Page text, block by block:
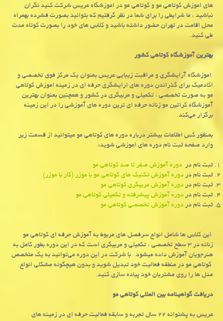
های اموزش کوتاهی مو و کوتاهی مو در اموزشگاه عریس شرکت کنید نگران
نباشید ، ما شرایطی را برای شما در نظر گرفتیم که بتوانید بصورت فشرده بهمراه
محل اقامت در تهران حضور داشته باشید و کلاس های خود را بصورت کوتاه مدت
طی کنید.
بهترین آموزشگاه کوتاهی کشور
اموزشگاه آرایشگری و مراقبت زیبایی عریس بعنوان یک مرکز فوق تخصصی و
اکادمیک برای گذراندن دوره های ارایشگری حرفه ای در زمینه اموزش کوتاهی
مو به صورت تخصصی ، تکمیلی و مربیگری در کشور و همچنین بعنوان بهترین
آموزشگاه کراتین مو زنانه حرفه ای ترین دوره های آموزشی را در این زمینه
برگزار می‌کند.
بمنظور کس اطلاعات بیشتر درباره دوره های کوتاهی مو میتوانید از قسمت زیر
وارد صفحه ثبت نام دوره های اموزشی شوید:
ثبت نام در دوره آموزش صفر تا صد کوتاهی مو
ثبت نام دردوره آموزش تکنیک های کوتاهی مو با موزر (کار با موزر)
ثبت نام دردوره آموزش مربیگری کوتاهی مو
ثبت نام دردوره آموزش پیشرفته و تکمیلی کوتاهی مو
ثبت نام دردوره آموزش تخصصی کوتاهی مو
این کلاس ها شامل انواع سرفصل های مربوط به آموزش حرفه ای کوتاهی مو
زنانه در ۳ سطح تخصصی ، تکمیلی و مربیگری است که در این دوره بطور کامل به
هنرجویان آموزش داده میشود. با شرکت در این دوره می‌توانید به یک متخصص
کوتاهی مو در منطقه فعالیت خود تبدیل شوید و بدون هیچگونه مشکلی انواع
مدل ها را روی مشتریان خود پیاده سازی کنید.
دریافت گواهینامه بین المللی کوتاهی مو
عریس به پشتوانه ۲۲ سال تجربه و سابقه فعالیت حرفه ای در زمینه های